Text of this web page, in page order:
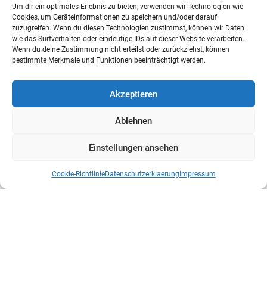
Um dir ein optimales Erlebnis zu bieten, verwenden wir Technologien wie
Cookies, um Geräteinformationen zu speichern und/oder darauf
zuzugreifen. Wenn du diesen Technologien zustimmst, können wir Daten
wie das Surfverhalten oder eindeutige IDs auf dieser Website verarbeiten.
Wenn du deine Zustimmung nicht erteilst oder zurückziehst, können
bestimmte Merkmale und Funktionen beeinträchtigt werden.
Akzeptieren
Ablehnen
Einstellungen ansehen
Cookie-RichtlinieDatenschutzerklaerung Impressum